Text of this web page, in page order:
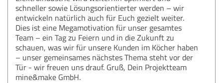
schneller sowie Lösungsorientierter werden – wir
entwickeln natürlich auch für Euch gezielt weiter.
Dies ist eine Megamotivation für unser gesamtes
Team – ein Tag zu Feiern und in die Zukunft zu
schauen, was wir für unsere Kunden im Köcher haben
– unser gemeinsames nächstes Thema steht vor der
Tür - wir freuen uns drauf. Gruß, Dein Projektteam
mine&make GmbH.